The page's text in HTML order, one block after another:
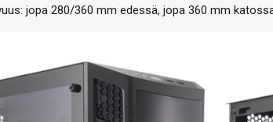
jopa 280/360 mm edessä, jopa 360 mm